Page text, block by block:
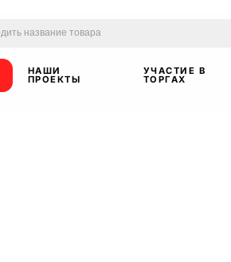
НАШИ
ПРОЕКТЫ
УЧАСТИЕ В
ТОРГАХ